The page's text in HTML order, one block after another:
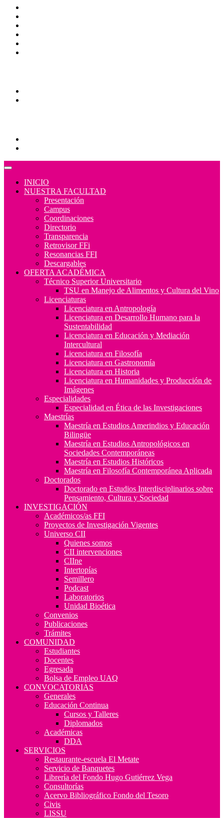
INICIO
NUESTRA FACULTAD
Presentación
Campus
Coordinaciones
Directorio
Transparencia
Retrovisor FFi
Resonancias FFI
Descargables
OFERTA ACADÉMICA
Técnico Superior Universitario
TSU en Manejo de Alimentos y Cultura del Vino
Licenciaturas
Licenciatura en Antropología
Licenciatura en Desarrollo Humano para la
Sustentabilidad
Licenciatura en Educación y Mediación
Intercultural
Licenciatura en Filosofía
Licenciatura en Gastronomía
Licenciatura en Historia
Licenciatura en Humanidades y Producción de
Imágenes
Especialidades
Especialidad en Ética de las Investigaciones
Maestrías
Maestría en Estudios Amerindios y Educación
Bilingüe
Maestría en Estudios Antropológicos en
Sociedades Contemporáneas
Maestría en Estudios Históricos
Maestría en Filosofía Contemporánea Aplicada
Doctorados
Doctorado en Estudios Interdisciplinarios sobre
Pensamiento, Cultura y Sociedad
INVESTIGACIÓN
Académicos/as FFI
Proyectos de Investigación Vigentes
Universo CII
Quienes somos
CII intervenciones
CIIne
Intertopías
Semillero
Podcast
Laboratorios
Unidad Bioética
Convenios
Publicaciones
Trámites
COMUNIDAD
Estudiantes
Docentes
Egresada
Bolsa de Empleo UAQ
CONVOCATORIAS
Generales
Educación Continua
Cursos y Talleres
Diplomados
Académicas
DDA
SERVICIOS
Restaurante-escuela El Metate
Servicio de Banquetes
Librería del Fondo Hugo Gutiérrez Vega
Consultorías
Acervo Bibliográfico Fondo del Tesoro
Civis
LISSU